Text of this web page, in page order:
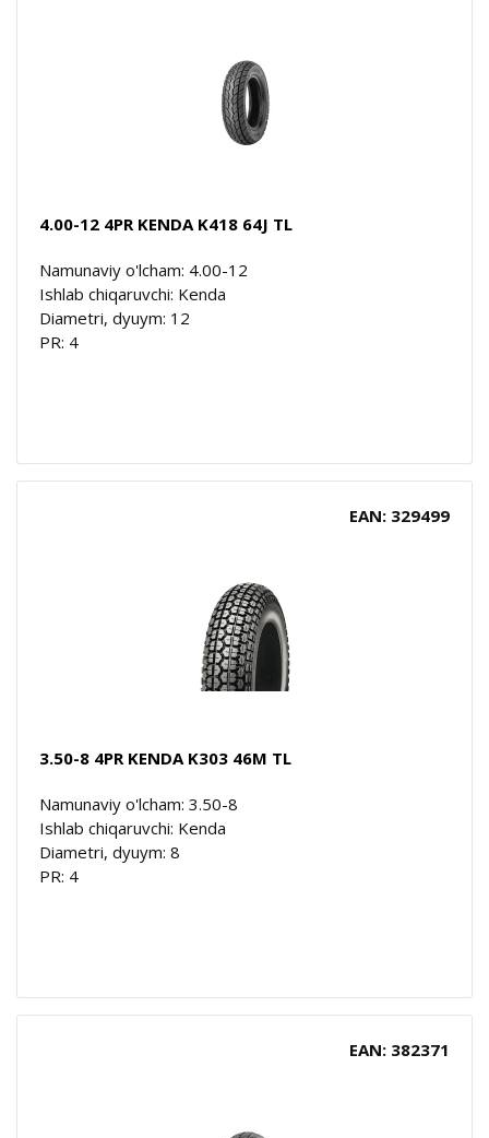
4.00-12 4PR KENDA K418 64J TL
Namunaviy o'lcham: 4.00-12
Ishlab chiqaruvchi: Kenda
Diametri, dyuym: 12
PR: 4
EAN: 329499
3.50-8 4PR KENDA K303 46M TL
Namunaviy o'lcham: 3.50-8
Ishlab chiqaruvchi: Kenda
Diametri, dyuym: 8
PR: 4
EAN: 382371